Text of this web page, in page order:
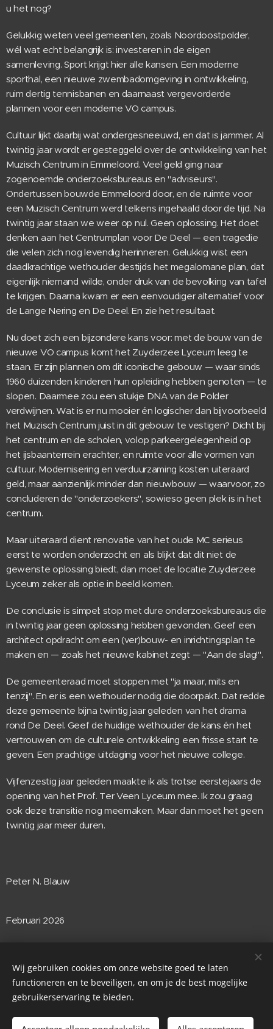
u het nog?
Gelukkig weten veel gemeenten, zoals Noordoostpolder,
wél wat echt belangrijk is: investeren in de eigen
samenleving. Sport krijgt hier alle kansen. Een moderne
sporthal, een nieuwe zwembadomgeving in ontwikkeling,
ruim dertig tennisbanen en daarnaast vergevorderde
plannen voor een moderne VO campus.
Cultuur lijkt daarbij wat ondergesneeuwd, en dat is jammer. Al
twintig jaar wordt er gesteggeld over de ontwikkeling van het
Muzisch Centrum in Emmeloord. Veel geld ging naar
zogenoemde onderzoeksbureaus en "adviseurs".
Ondertussen bouwde Emmeloord door, en de ruimte voor
een Muzisch Centrum werd telkens ingehaald door de tijd. Na
twintig jaar staan we weer op nul. Geen oplossing. Het doet
denken aan het Centrumplan voor De Deel — een tragedie
die velen zich nog levendig herinneren. Gelukkig wist een
daadkrachtige wethouder destijds het megalomane plan, dat
eigenlijk niemand wilde, onder druk van de bevolking van tafel
te krijgen. Daarna kwam er een eenvoudiger alternatief voor
de Lange Nering en De Deel. En zie het resultaat.
Nu doet zich een bijzondere kans voor: met de bouw van de
nieuwe VO campus komt het Zuyderzee Lyceum leeg te
staan. Er zijn plannen om dit iconische gebouw — waar sinds
1960 duizenden kinderen hun opleiding hebben genoten — te
slopen. Daarmee zou een stukje DNA van de Polder
verdwijnen. Wat is er nu mooier én logischer dan bijvoorbeeld
het Muzisch Centrum juist in dit gebouw te vestigen? Dicht bij
het centrum en de scholen, volop parkeergelegenheid op
het ijsbaanterrein erachter, en ruimte voor alle vormen van
cultuur. Modernisering en verduurzaming kosten uiteraard
geld, maar aanzienlijk minder dan nieuwbouw — waarvoor, zo
concluderen de "onderzoekers", sowieso geen plek is in het
centrum.
Maar uiteraard dient renovatie van het oude MC serieus
eerst te worden onderzocht en als blijkt dat dit niet de
gewenste oplossing biedt, dan moet de locatie Zuyderzee
Lyceum zeker als optie in beeld komen.
De conclusie is simpel: stop met dure onderzoeksbureaus die
in twintig jaar geen oplossing hebben gevonden. Geef een
architect opdracht om een (ver)bouw- en inrichtingsplan te
maken en — zoals het nieuwe kabinet zegt — "Aan de slag!".
De gemeenteraad moet stoppen met "ja maar, mits en
tenzij". En er is een wethouder nodig die doorpakt. Dat redde
deze gemeente bijna twintig jaar geleden van het drama
rond De Deel. Geef de huidige wethouder de kans én het
vertrouwen om de culturele ontwikkeling een frisse start te
geven. Een prachtige uitdaging voor het nieuwe college.
Vijfenzestig jaar geleden maakte ik als trotse eerstejaars de
opening van het Prof. Ter Veen Lyceum mee. Ik zou graag
ook deze transitie nog meemaken. Maar dan moet het geen
twintig jaar meer duren.
Peter N. Blauw
Februari 2026
.Alle rechten voorbehouden.
Wij gebruiken cookies om onze website goed te laten
functioneren en te beveiligen, en om je de best mogelijke
gebruikerservaring te bieden.